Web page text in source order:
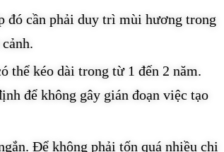
đó cần phải duy trì mùi hương trong
thể kéo dài trong từ 1 đến 2 năm.
để không gây gián đoạn việc tạo
Để không phải tốn quá nhiều chi